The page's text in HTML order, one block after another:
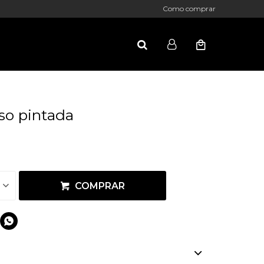
Como comprar
pintada
COMPRAR
